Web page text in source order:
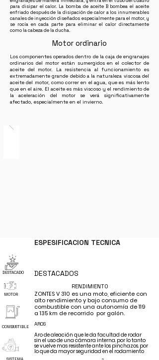
para disipar el calor. La bomba de aceite B bombea el aceite
enfriado después de la disipación de calor a los innumerables
canales de inyección diseñados especialmente para el motor, y
se rocía en cada parte para eliminar el calor directamente
como la cabeza de la ducha.
Motor ordinario
Los componentes operados dentro de la caja de engranajes
ordinarios del motor están sumergidos en el colector de
aceite del motor. La resistencia al funcionamiento es
extremadamente grande debido a la naturaleza viscosa del
aceite del motor, como correr en el agua, que es más lento
que en el aire. El aceite es más viscoso y el rendimiento de
la aceleración del motor se verá significativamente
afectado, especialmente en el invierno.
ESPESIFICACION TECNICA
DESTACADO
MOTOR
COMBUSTIBLE
SISTEMA
DESTACADOS
RENDIMIENTO
ZONTES V 310 es una moto, eficiente con
alto rendimiento y bajo consumo de
combustible con una autonomía de 119
a 135 km de recorrido porgalón.
AROS
Aro dealeación que le da facultad de rodar
sin el uso de una cámara interna. por lo tanto
se vuelve mas resistenteante los pinchazos. por
lo que da mayor seguridad en el rodamiento